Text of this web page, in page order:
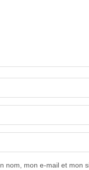
nom, mon e-mail et mon